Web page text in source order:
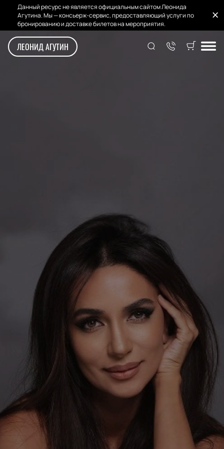
Данный ресурс не является официальным сайтом Леонида
Агутина. Мы — консьерж-сервис, предоставляющий услуги по
бронированию и доставке билетов на мероприятия.
ЛЕОНИД АГУТИН